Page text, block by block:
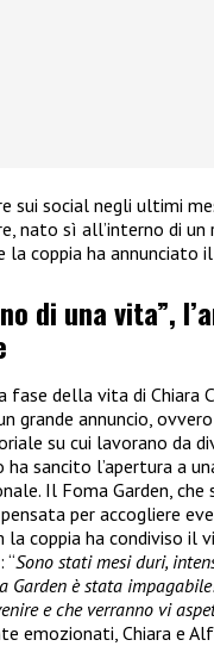
sui social negli ultimi
nato sì all’interno di
la coppia ha annunciato
di una vita”,
fase della vita di Chiara
grande annuncio, ovvero
su cui lavorano da
ha sancito l’apertura a
Il Foma Garden,
per accogliere
la coppia ha condiviso il
“Sono stati mesi duri,
Garden è stata
e che verranno vi
emozionati, Chiara e